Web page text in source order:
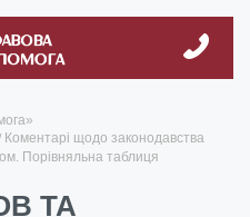
Коментарі щодо законодавства
Порівняльна таблиця
ТА